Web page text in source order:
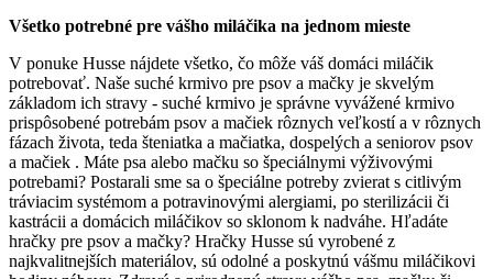
Všetko potrebné pre vášho miláčika na jednom mieste
V ponuke Husse nájdete všetko, čo môže váš domáci miláčik
potrebovať. Naše suché krmivo pre psov a mačky je skvelým
základom ich stravy - suché krmivo je správne vyvážené krmivo
prispôsobené potrebám psov a mačiek rôznych veľkostí a v rôznych
fázach života, teda šteniatka a mačiatka, dospelých a seniorov psov
a mačiek . Máte psa alebo mačku so špeciálnymi výživovými
potrebami? Postarali sme sa o špeciálne potreby zvierat s citlivým
tráviacim systémom a potravinovými alergiami, po sterilizácii či
kastrácii a domácich miláčikov so sklonom k nadváhe. Hľadáte
hračky pre psov a mačky? Hračky Husse sú vyrobené z
najkvalitnejších materiálov, sú odolné a poskytnú vášmu miláčikovi